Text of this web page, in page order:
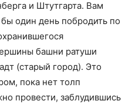
и Штутгарта. Вам
один день побродить по
башни ратуши
(старый город). Это
пока нет толп
провести, заблудившись